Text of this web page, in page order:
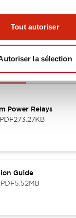
Tout autoriser
la sélection
Power Relays
273.27KB
Guide
.PDF5.52MB